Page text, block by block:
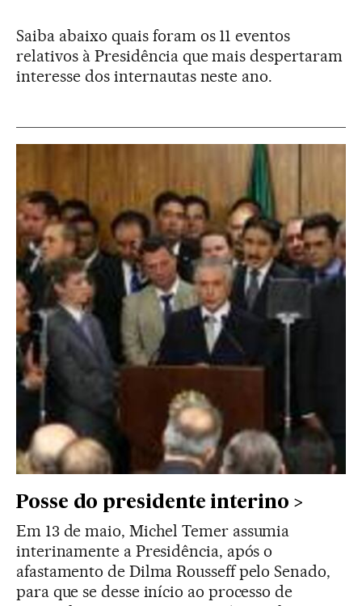
Saiba abaixo quais foram os 11 eventos
relativos à Presidência que mais despertaram
interesse dos internautas neste ano.
Posse do presidente interino
Em 13 de maio, Michel Temer assumia
interinamente a Presidência, após o
afastamento de Dilma Rousseff pelo Senado,
para que se desse início ao processo de